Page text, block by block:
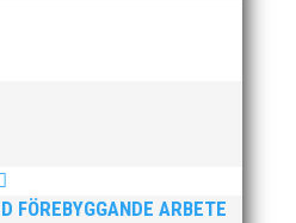
FÖREBYGGANDE ARBETE